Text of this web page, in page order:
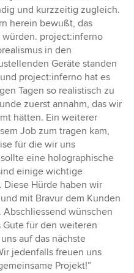
und kurzzeitig zugleich.
herein bewußt, das
project:inferno
in den
Geräte standen
project:inferno hat es
Tagen so realistisch zu
zuerst annahm, das wir
hätten. Ein weiterer
Job zum tragen kam,
für die wir uns
eine holographische
einige wichtige
Diese Hürde haben wir
mit Bravur dem Kunden
wünschen
für den weiteren
auf das nächste
jedenfalls freuen uns
Projekt!”